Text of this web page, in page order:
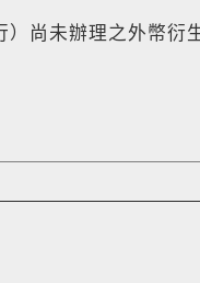
尚未辦理之外幣衍